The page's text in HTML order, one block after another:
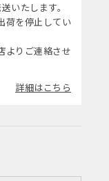
いたします。
荷を停止してい
よりご連絡させ
詳細はこちら